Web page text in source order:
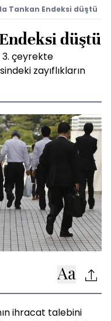
Tankan Endeksi düştü
düştü
3. çeyrekte
zayıflıkların
ihracat talebini